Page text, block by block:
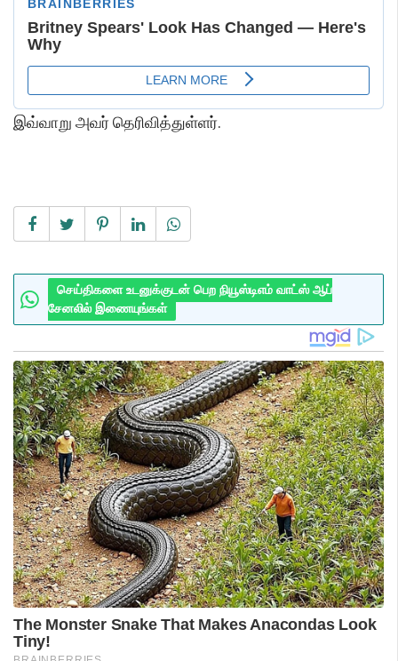
இவ்வாறு அவர் தெரிவித்துள்ளர்.
செய்திகளை உடனுக்குடன் பெற நியூஸ்டிஎம் வாட்ஸ் ஆப்
சேனலில் இணையுங்கள்